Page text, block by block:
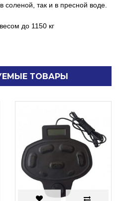
соленой, так и в пресной воде.
до 1150 кг
ТОВАРЫ